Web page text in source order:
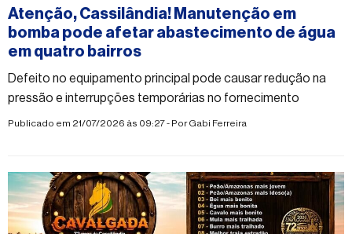
Atenção, Cassilândia! Manutenção em
bomba pode afetar abastecimento de água
em quatro bairros
Defeito no equipamento principal pode causar redução na
pressão e interrupções temporárias no fornecimento
Publicado em 21/07/2026 às 09:27 - PorGabi Ferreira